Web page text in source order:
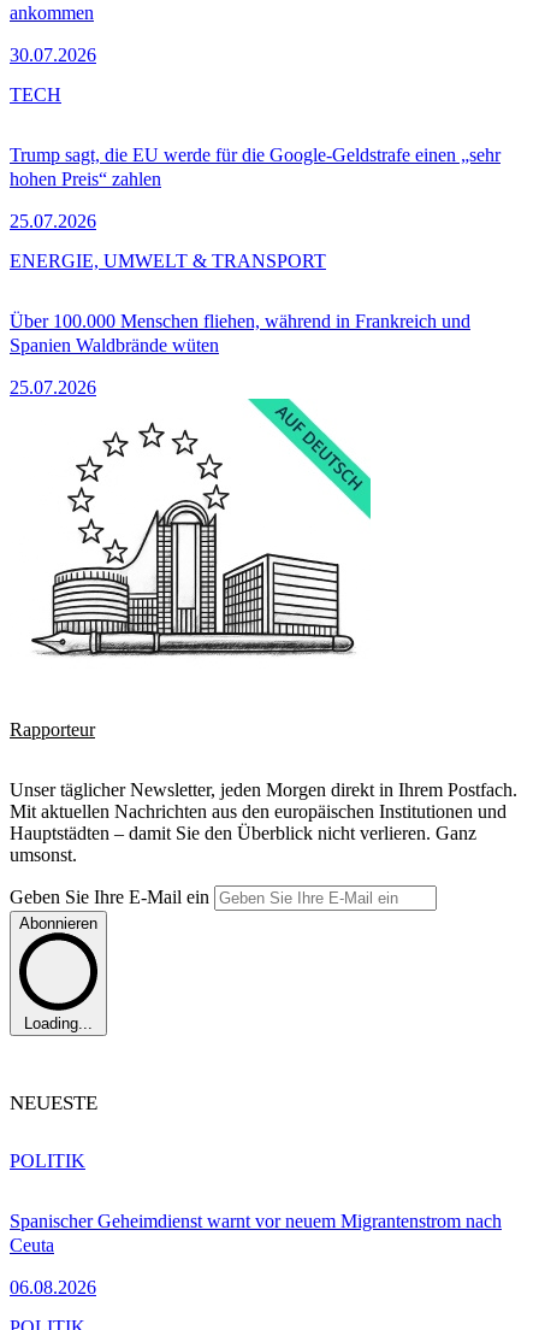
ankommen
30.07.2026
Trump sagt, die EU werde für die Google-Geldstrafe einen „sehr
hohen Preis“ zahlen
25.07.2026
TECH
Über 100.000 Menschen fliehen, während in Frankreich und
Spanien Waldbrände wüten
25.07.2026
ENERGIE, UMWELT & TRANSPORT
Rapporteur
Unser täglicher Newsletter, jeden Morgen direkt in Ihrem Postfach.
Mit aktuellen Nachrichten aus den europäischen Institutionen und
Hauptstädten – damit Sie den Überblick nicht verlieren. Ganz
umsonst.
Geben Sie Ihre E-Mail ein
Abonnieren
Loading...
NEUESTE
Spanischer Geheimdienst warnt vor neuem Migrantenstrom nach
Ceuta
06.08.2026
POLITIK